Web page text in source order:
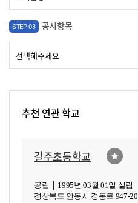
STEP 03 공시항목
추천 연관 학교
길주초등학교
공립 │ 1995년 03월 01일 설립
경상북도 안동시 경동로 947-20